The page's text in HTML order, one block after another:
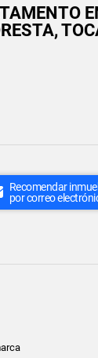
Recomendar
por correo